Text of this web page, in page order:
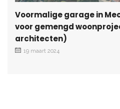
Voormalige garage in
voor gemengd
architecten)
19 maart 2024